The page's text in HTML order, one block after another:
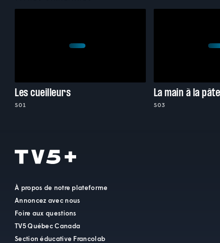
Les cueilleurs
S01
La main à la pâte
S03
À propos de notre plateforme
Annoncez avec nous
Foire aux questions
TV5 Québec Canada
Section éducative Francolab